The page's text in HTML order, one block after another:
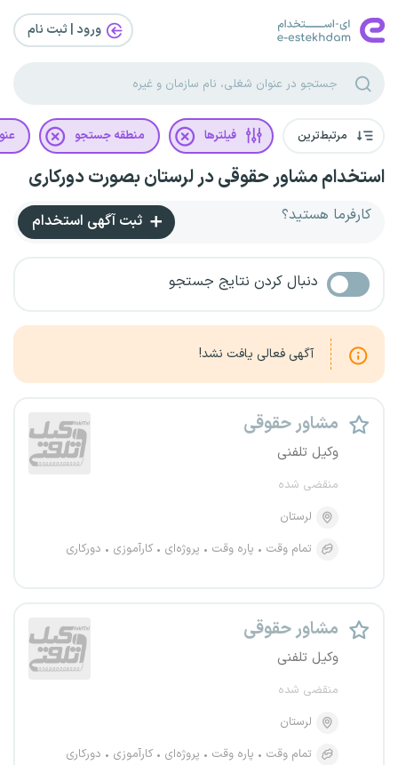
ورود | ثبت‌ نام
مرتبط‌ترین فیلترها منطقه جستجو
استخدام مشاور حقوقی در لرستان بصورت دورکاری
کارفرما هستید؟ ثبت آگهی استخدام
دنبال کردن نتایج جستجو
آگهی فعالی یافت نشد!
مشاور حقوقی
وکیل تلفنی
منقضی شده
لرستان
تمام وقت
پاره وقت پروژه‌ای کارآموزی دورکاری
مشاور حقوقی
وکیل تلفنی
منقضی شده
لرستان
تمام وقت
پاره وقت پروژه‌ای کارآموزی دورکاری